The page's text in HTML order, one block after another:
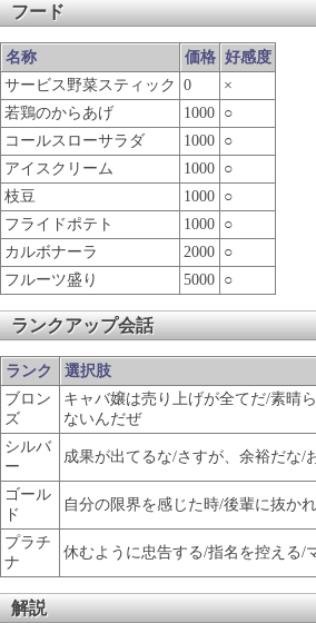
フード
名称 価格 好感度
サービス野菜スティック 0
×
若鶏のからあげ
1000 ○
コールスローサラダ
1000 ○
アイスクリーム
1000 ○
枝豆
1000 ○
フライドポテト
1000 ○
カルボナーラ
2000 ○
フルーツ盛り
5000 ○
ランクアップ会話
ランク
選択肢
ブロン
ズ
キャバ嬢は売り上げが全てだ/素晴
ないんだぜ
シルバ
ー
成果が出てるな/さすが、余裕だな/
ゴール
ド
自分の限界を感じた時/後輩に抜か
プラチ
ナ
休むように忠告する/指名を控える/
解説